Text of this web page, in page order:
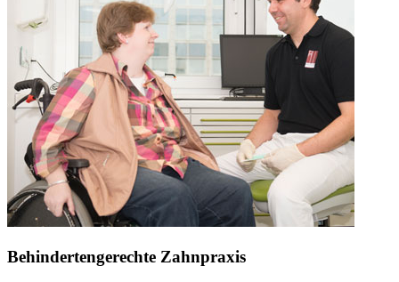
Behindertengerechte Zahnpraxis